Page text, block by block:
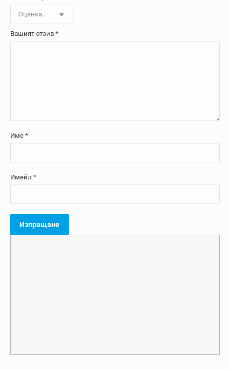
Вашият отзив *
Име *
Имейл *